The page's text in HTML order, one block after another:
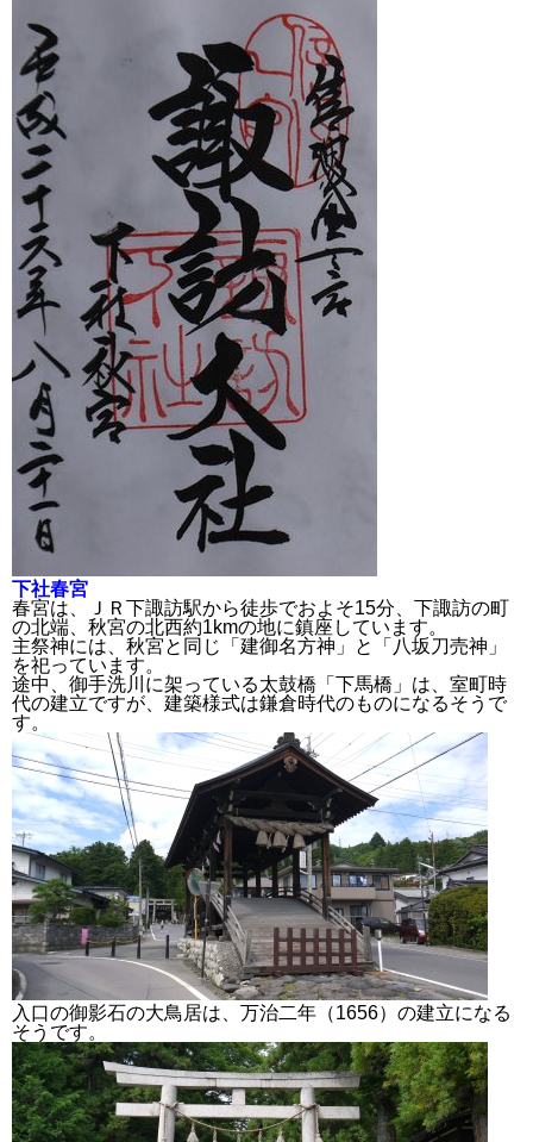
下社春宮
春宮は、ＪＲ下諏訪駅から徒歩でおよそ15分、下諏訪の町
の北端、秋宮の北西約1kmの地に鎮座しています。
主祭神には、秋宮と同じ
「 建御名方神 」と
「八坂刀売神」
を祀っています。
途中、御手洗川に架っている太鼓橋「下馬橋」は、室町時
代の建立ですが、建築様式は鎌倉時代のものになるそうで
す。
入口の御影石の大鳥居は、万治二年（1656）の建立になる
そうです。